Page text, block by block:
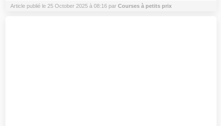
Article publié le 25 October 2025 à 08:16 par Courses à petits prix